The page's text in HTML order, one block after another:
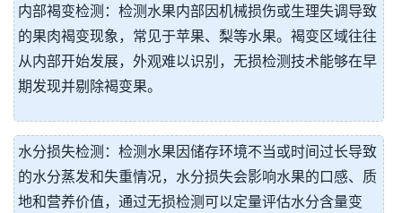
内部褐变检测：检测水果内部因机械损伤或生理失调导致
的果肉褐变现象，常见于苹果、梨等水果。褐变区域往往
从内部开始发展，外观难以识别，无损检测技术能够在早
期发现并剔除褐变果。
水分损失检测：检测水果因储存环境不当或时间过长导致
的水分蒸发和失重情况，水分损失会影响水果的口感、质
地和营养价值，通过无损检测可以定量评估水分含量变